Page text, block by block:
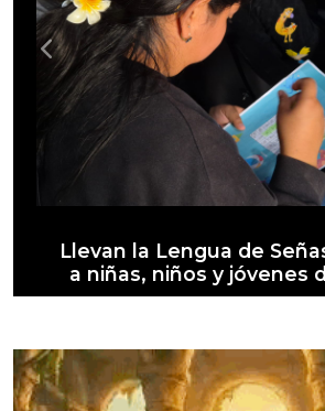
Llevan la Lengua de
a niñas, niños y jóvenes